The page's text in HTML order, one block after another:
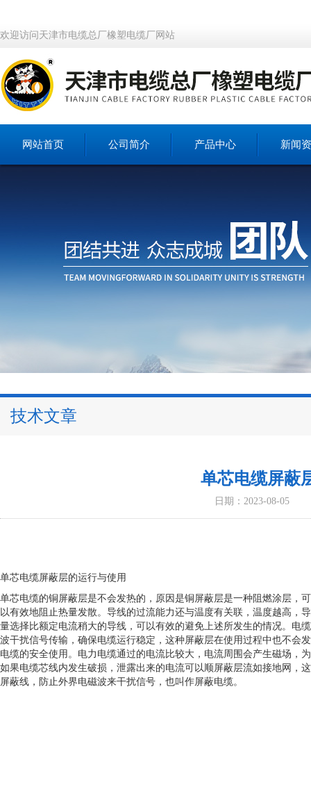
欢迎访问天津市电缆总厂橡塑电缆厂网站
网站首页 公司简介 产品中心 新闻
技术文章
单芯电缆屏蔽
日期：2023-08-05
单芯电缆屏蔽层的运行与使用
单芯电缆的铜屏蔽层是不会发热的，原因是铜屏蔽层是一种阻燃涂层，
以有效地阻止热量发散。导线的过流能力还与温度有关联，温度越高，
量选择比额定电流稍大的导线，可以有效的避免上述所发生的情况。电
波干扰信号传输，确保电缆运行稳定，这种屏蔽层在使用过程中也不会
电缆的安全使用。电力电缆通过的电流比较大，电流周围会产生磁场
如果电缆芯线内发生破损，泄露出来的电流可以顺屏蔽层流如接地网，
屏蔽线，防止外界电磁波来干扰信号，也叫作屏蔽电缆。